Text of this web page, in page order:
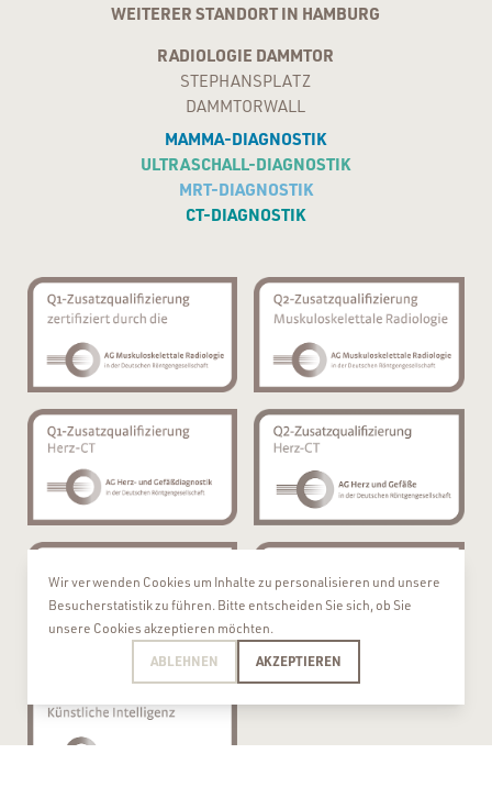
WEITERER STANDORT IN HAMBURG
RADIOLOGIE DAMMTOR
STEPHANSPLATZ
DAMMTORWALL
MAMMA-DIAGNOSTIK
ULTRASCHALL-DIAGNOSTIK
MRT-DIAGNOSTIK
CT-DIAGNOSTIK
Wir verwenden Cookies um Inhalte zu personalisieren und unsere
Besucherstatistik zu führen. Bitte entscheiden Sie sich, ob Sie
unsere Cookies akzeptieren möchten.
ABLEHNEN AKZEPTIEREN